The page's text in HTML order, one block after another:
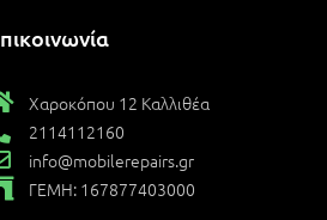
Χαροκόπου 12 Καλλιθέα
2114112160
info@mobilerepairs.gr
ΓΕΜΗ: 167877403000